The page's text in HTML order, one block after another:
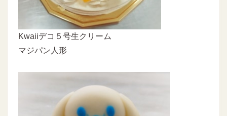
Kwaiiデコ５号生クリーム
マジパン人形